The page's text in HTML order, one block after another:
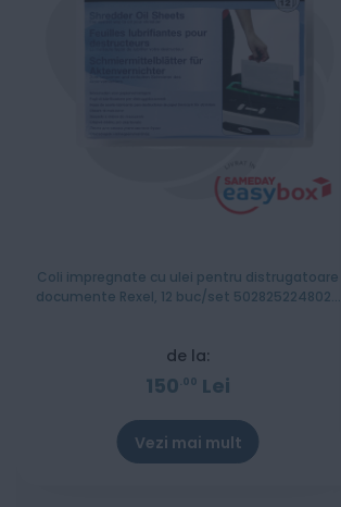
Coli impregnate cu ulei pentru distrugatoare
documente Rexel, 12 buc/set 5028252248020
de la:
150 00 Lei
Vezi mai mult